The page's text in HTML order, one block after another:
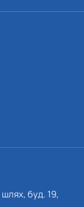
шлях, буд. 19,